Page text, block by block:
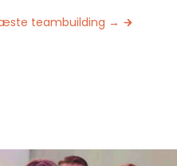
teambuilding →